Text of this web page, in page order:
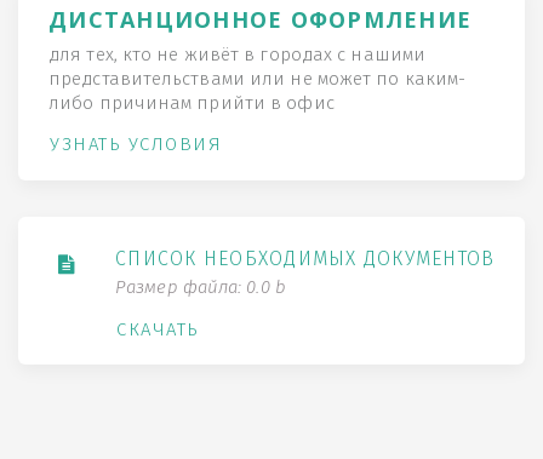
ДИСТАНЦИОННОЕ ОФОРМЛЕНИЕ
для тех, кто не живёт в городах с нашими
представительствами или не может по каким-
либо причинам прийти в офис
УЗНАТЬ УСЛОВИЯ
СПИСОК НЕОБХОДИМЫХ ДОКУМЕНТОВ
Размер файла: 0.0 b
СКАЧАТЬ